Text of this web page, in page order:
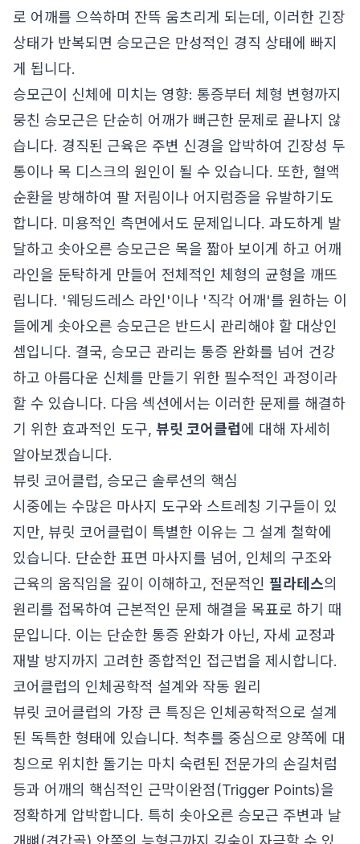
로 어깨를 으쓱하며 잔뜩 움츠리게 되는데, 이러한 긴장
상태가 반복되면 승모근은 만성적인 경직 상태에 빠지
게 됩니다.
승모근이 신체에 미치는 영향: 통증부터 체형 변형까지
뭉친 승모근은 단순히 어깨가 뻐근한 문제로 끝나지 않
습니다. 경직된 근육은 주변 신경을 압박하여 긴장성 두
통이나 목 디스크의 원인이 될 수 있습니다. 또한, 혈액
순환을 방해하여 팔 저림이나 어지럼증을 유발하기도
합니다. 미용적인 측면에서도 문제입니다. 과도하게 발
달하고 솟아오른 승모근은 목을 짧아 보이게 하고 어깨
라인을 둔탁하게 만들어 전체적인 체형의 균형을 깨뜨
립니다. '웨딩드레스 라인'이나 '직각 어깨'를 원하는 이
들에게 솟아오른 승모근은 반드시 관리해야 할 대상인
셈입니다. 결국, 승모근 관리는 통증 완화를 넘어 건강
하고 아름다운 신체를 만들기 위한 필수적인 과정이라
할 수 있습니다. 다음 섹션에서는 이러한 문제를 해결하
기 위한 효과적인 도구, 뷰릿 코어클럽에 대해 자세히
알아보겠습니다.
뷰릿 코어클럽, 승모근 솔루션의 핵심
시중에는 수많은 마사지 도구와 스트레칭 기구들이 있
지만, 뷰릿 코어클럽이 특별한 이유는 그 설계 철학에
있습니다. 단순한 표면 마사지를 넘어, 인체의 구조와
근육의 움직임을 깊이 이해하고, 전문적인 필라테스의
원리를 접목하여 근본적인 문제 해결을 목표로 하기 때
문입니다. 이는 단순한 통증 완화가 아닌, 자세 교정과
재발 방지까지 고려한 종합적인 접근법을 제시합니다.
코어클럽의 인체공학적 설계와 작동 원리
뷰릿 코어클럽의 가장 큰 특징은 인체공학적으로 설계
된 독특한 형태에 있습니다. 척추를 중심으로 양쪽에 대
칭으로 위치한 돌기는 마치 숙련된 전문가의 손길처럼
등과 어깨의 핵심적인 근막이완점(Trigger Points)을
정확하게 압박합니다. 특히 솟아오른 승모근 주변과 날